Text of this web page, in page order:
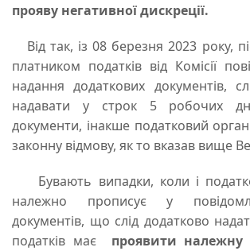
прояву негативної дискреції.
Від так, із 08 березня 2023 року,
платником податків від Комісії
надання додаткових документів,
надавати у строк 5 робочих
документи, інакше податковий
законну відмову, як то вказав вище
Бувають випадки, коли і
належно прописує у
документів, що слід додатково
податків має проявити належну